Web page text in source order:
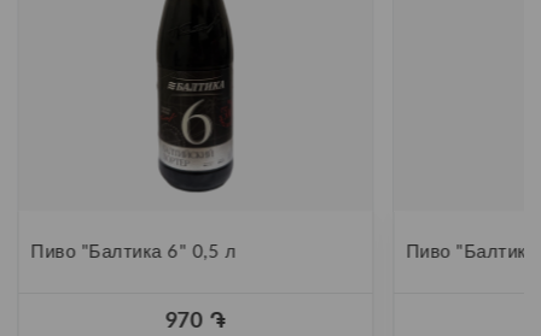
Пиво "Балтика 6" 0,5 л
970 ֏
Пиво